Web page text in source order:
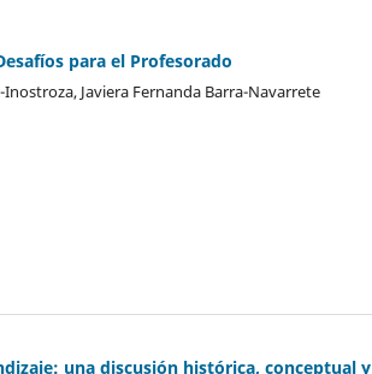
para el Profesorado
Javiera Fernanda Barra-Navarrete
una discusión histórica, conceptual y